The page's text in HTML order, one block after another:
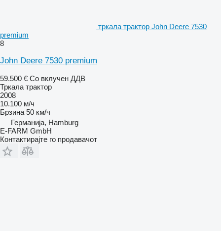
тркала трактор John Deere 7530
premium
8
John Deere 7530 premium
59.500 € Со вклучен ДДВ
Тркала трактор
2008
10.100 м/ч
Брзина 50 км/ч
Германија, Hamburg
E-FARM GmbH
Контактирајте го продавачот